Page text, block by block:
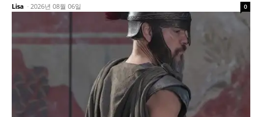
Lisa - 2026년 08월 06일 0